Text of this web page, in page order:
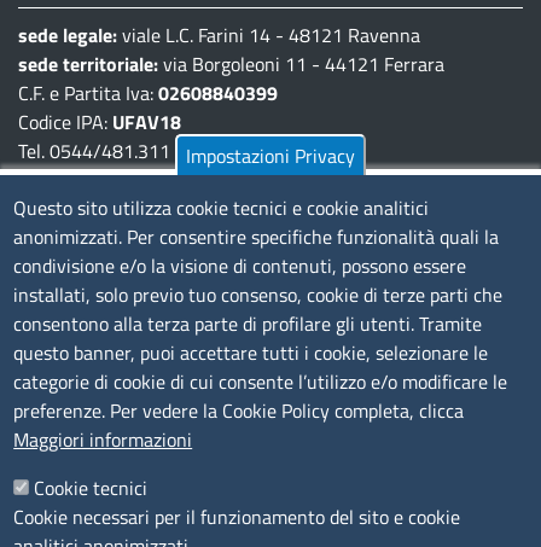
sede legale:viale L.C. Farini 14 - 48121 Ravenna
sede territoriale:via Borgoleoni 11 - 44121 Ferrara
C.F. e Partita Iva:02608840399
Codice IPA: UFAV18
Tel. 0544/481.311 - 0532/783.711
Pec:cciaa@pec.fera.camcom.it
Amministrazione Trasparente
Bandi di gara
Bilanci
Concorsi e selezioni
Procedimenti
Provvedimenti
Seguici su
Impostazioni Privacy
Questo sito utilizza cookie tecnici e cookie analitici
anonimizzati. Per consentire specifiche funzionalità quali la
condivisione e/o la visione di contenuti, possono essere
installati, solo previo tuo consenso, cookie di terze parti che
consentono alla terza parte di profilare gli utenti. Tramite
questo banner, puoi accettare tutti i cookie, selezionare le
categorie di cookie di cui consente l’utilizzo e/o modificare le
preferenze. Per vedere la Cookie Policy completa, clicca
Maggiori informazioni
Cookie tecnici
Cookie necessari per il funzionamento del sito e cookie